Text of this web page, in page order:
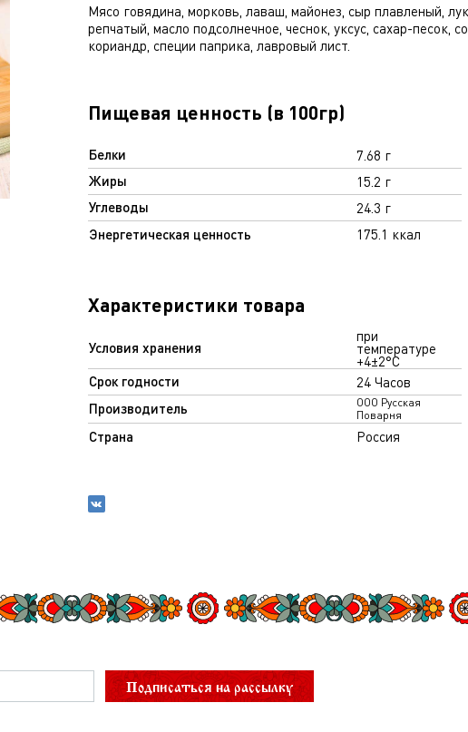
Мясо говядина, морковь, лаваш, майонез, сыр плавленый, лук
репчатый, масло подсолнечное, чеснок, уксус, сахар-песок,
кориандр, специи паприка, лавровый лист.
Пищевая ценность (в 100гр)
Белки 7.68 г
Жиры 15.2 г
Углеводы 24.3 г
Энергетическая ценность 175.1 ккал
Характеристики товара
Условия хранения
при
температуре
+4±2°С
Срок годности 24 Часов
Производитель
ООО Русская
Поварня
Страна Россия
Подписаться на рассылку